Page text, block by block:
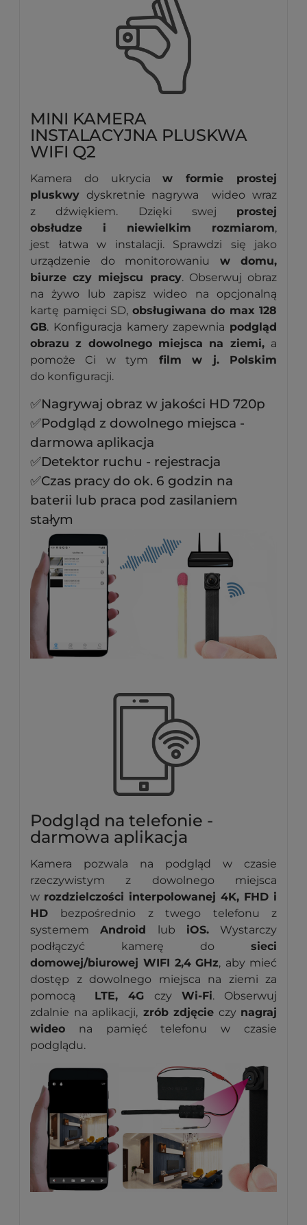
MINI KAMERA
INSTALACYJNA PLUSKWA
WIFI Q2
Kamera do ukryciaw formie prostej
pluskwy dyskretnie nagrywa wideo wraz
z dźwiękiem. Dzięki swej prostej
obsłudze i niewielkim rozmiarom,
jest łatwa w instalacji. Sprawdzi się jako
urządzenie do monitorowaniu w domu,
biurze czy miejscu pracy. Obserwuj obraz
na żywo lub zapisz wideo na opcjonalną
kartę pamięci SD, obsługiwana do max 128
GB. Konfiguracja kamery zapewnia podgląd
obrazu z dowolnego miejsca na ziemi, a
pomoże Ci w tym film w j. Polskim
do konfiguracji.
✅Nagrywaj obraz w jakości HD 720p
✅Podgląd z dowolnego miejsca -
darmowa aplikacja
✅Detektor ruchu - rejestracja
✅Czas pracy do ok. 6 godzin na
baterii lub praca pod zasilaniem
stałym
Podgląd na telefonie -
darmowa aplikacja
Kamera pozwala na podgląd w czasie
rzeczywistym z dowolnego miejsca
w rozdzielczości interpolowanej 4K, FHD i
HD bezpośrednio z twego telefonu z
systemem Android lub iOS. Wystarczy
podłączyć kamerę do sieci
domowej/biurowej WIFI 2,4 GHz, aby mieć
dostęp z dowolnego miejsca na ziemi za
pomocą
LTE, 4G czyWi-Fi. Obserwuj
zdalnie na aplikacji, zrób zdjęcie czy nagraj
wideo na pamięć telefonu w czasie
podglądu.